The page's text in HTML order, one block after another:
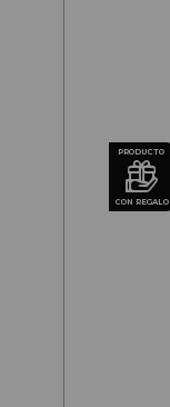
PRODUCTO
CON REGALO